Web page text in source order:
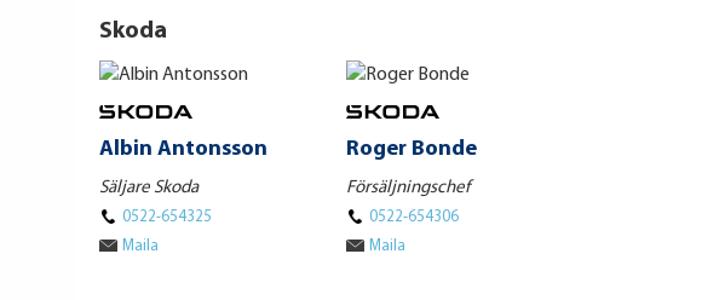
Skoda
Albin Antonsson
Säljare Skoda
0522-654325
Maila
Roger Bonde
Försäljningschef
0522-654306
Maila